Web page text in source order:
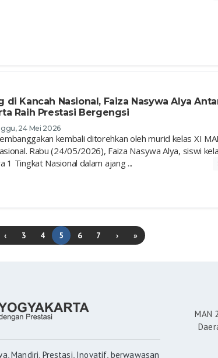
di Kancah Nasional, Faiza Nasywa Alya
Raih Prestasi Bergengsi
24 Mei 2026
kembali ditorehkan oleh murid kelas XI
Rabu (24/05/2026), Faiza Nasywa Alya, siswi
1 Tingkat Nasional dalam ajang ...
‹ 3 4 5 6 7 › »
Mandiri, Prestasi, Inovatif, berwawasan
MAN